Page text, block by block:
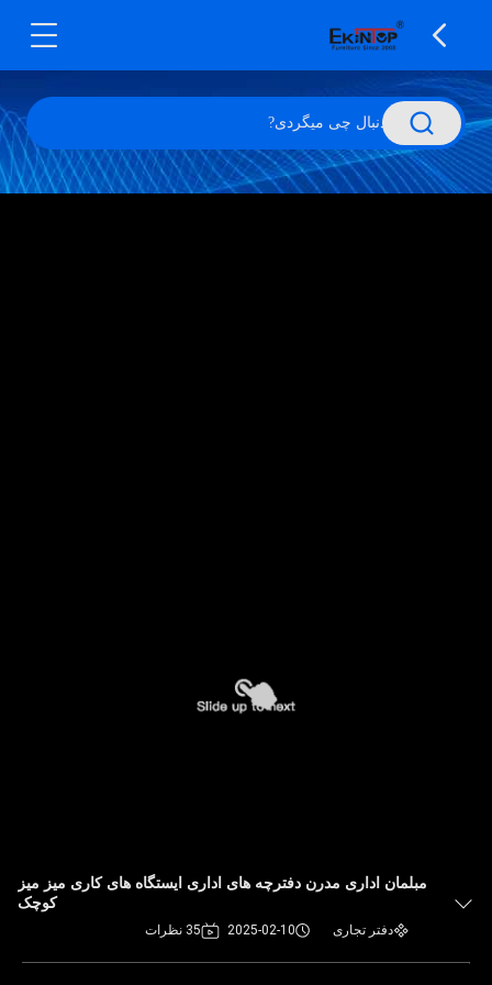
مبلمان اداری مدرن دفترچه های اداری ایستگاه های کاری میز میز
کوچک
دفتر تجاری 2025-02-10 35 نظرات